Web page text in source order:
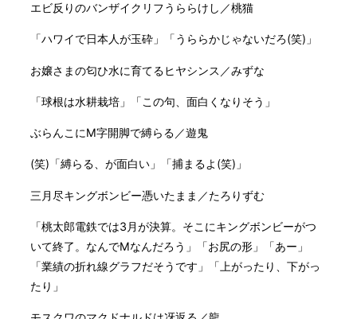
エビ反りのバンザイクリフうららけし／桃猫
「ハワイで日本人が玉砕」「うららかじゃないだろ(笑)」
お嬢さまの匂ひ水に育てるヒヤシンス／みずな
「球根は水耕栽培」「この句、面白くなりそう」
ぶらんこにM字開脚で縛らる／遊鬼
(笑)「縛らる、が面白い」「捕まるよ(笑)」
三月尽キングボンビー憑いたまま／たろりずむ
「桃太郎電鉄では3月が決算。そこにキングボンビーがつ
いて終了。なんでMなんだろう」「お尻の形」「あー」
「業績の折れ線グラフだそうです」「上がったり、下がっ
たり」